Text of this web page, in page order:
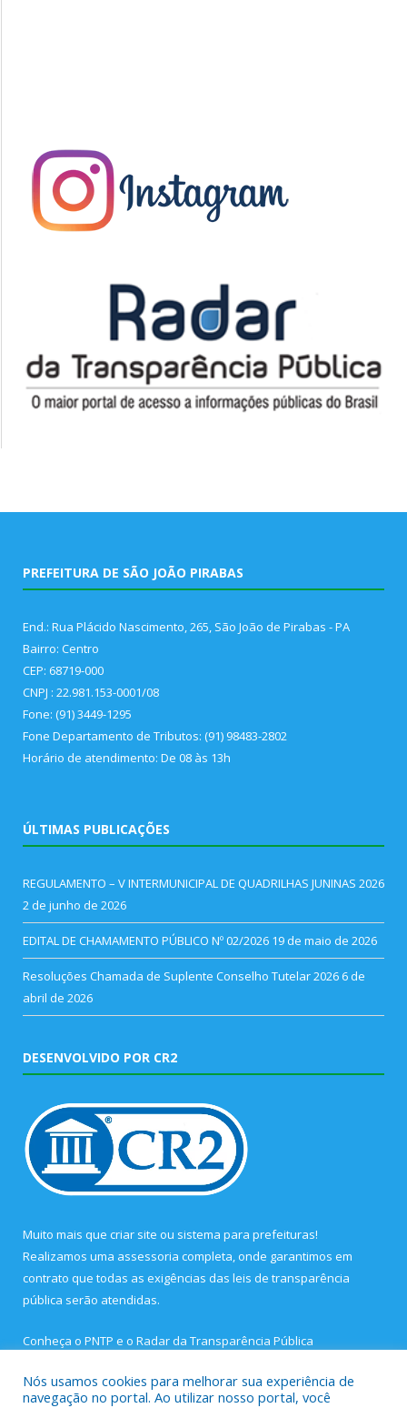
PREFEITURA DE SÃO JOÃO PIRABAS
End.: Rua Plácido Nascimento, 265, São João de Pirabas - PA
Bairro: Centro
CEP: 68719-000
CNPJ : 22.981.153-0001/08
Fone: (91) 3449-1295
Fone Departamento de Tributos: (91) 98483-2802
Horário de atendimento: De 08 às 13h
ÚLTIMAS PUBLICAÇÕES
REGULAMENTO – V INTERMUNICIPAL DE QUADRILHAS JUNINAS 2026
2 de junho de 2026
EDITAL DE CHAMAMENTO PÚBLICO Nº 02/2026 19 de maio de 2026
Resoluções Chamada de Suplente Conselho Tutelar 2026 6 de
abril de 2026
DESENVOLVIDO POR CR2
Muito mais que criar site ou sistema para prefeituras!
Realizamos uma assessoria completa, onde garantimos em
contrato que todas as exigências das leis de transparência
pública serão atendidas.
Conheça o PNTP e o Radar da Transparência Pública
Nós usamos cookies para melhorar sua experiência de
navegação no portal. Ao utilizar nosso portal, você